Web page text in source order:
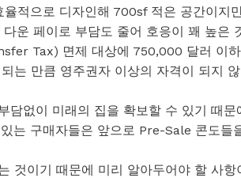
적으로 디자인해 700sf 적은 공간이지
운 페이로 부담도 줄어 호응이 꽤 높은
Tax) 면제 대상에 750,000 달러 이
는 만큼 영주권자 이상의 자격이 되지
담없이 미래의 집을 확보할 수 있기 때
는 구매자들은 앞으로 Pre-Sale 콘도들
것이기 때문에 미리 알아두어야 할 사